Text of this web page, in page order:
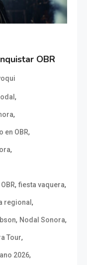
OBR
,
,
en OBR,
,
, fiesta vaquera,
regional ,
, Nodal Sonora,
Tour,
2026,